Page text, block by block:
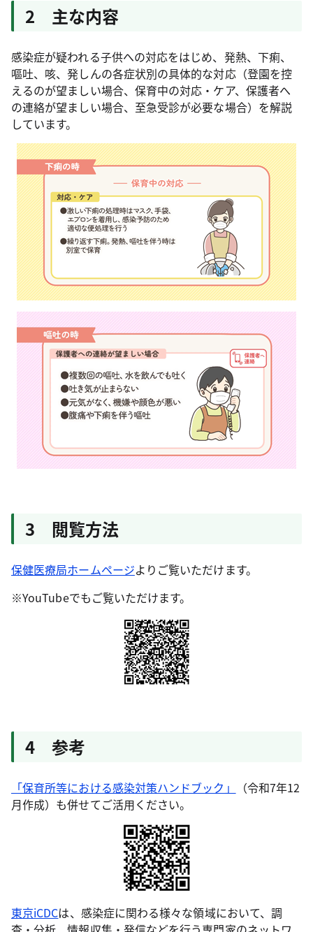
2 主な内容
感染症が疑われる子供への対応をはじめ、発熱、下痢、
嘔吐、咳、発しんの各症状別の具体的な対応（登園を控
えるのが望ましい場合、保育中の対応・ケア、保護者へ
の連絡が望ましい場合、至急受診が必要な場合）を解説
しています。
3 閲覧方法
保健医療局ホームページよりご覧いただけます。
※YouTubeでもご覧いただけます。
4 参考
「保育所等における感染対策ハンドブック」
（令和7年12
月作成）も併せてご活用ください。
東京iCDCは、感染症に関わる様々な領域において、調